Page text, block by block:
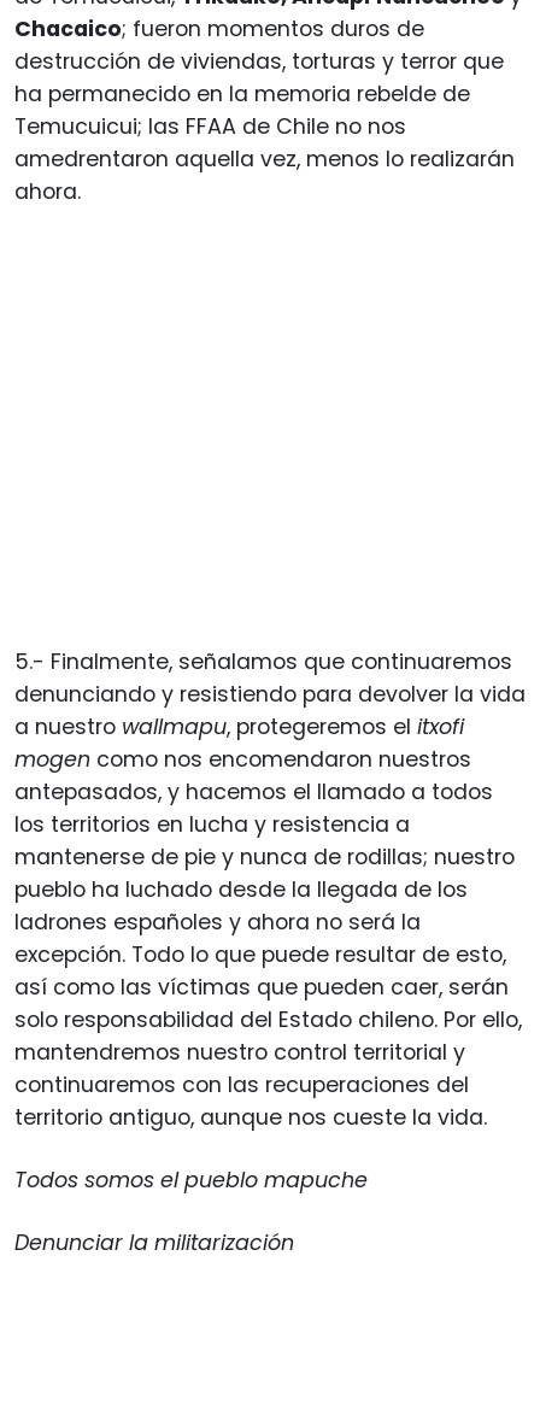
Chacaico; fueron momentos duros de
destrucción de viviendas, torturas y terror que
ha permanecido en la memoria rebelde de
Temucuicui; las FFAA de Chile no nos
amedrentaron aquella vez, menos lo realizarán
ahora.
5.- Finalmente, señalamos que continuaremos
denunciando y resistiendo para devolver la vida
a nuestro wallmapu, protegeremos el itxofi
mogen como nos encomendaron nuestros
antepasados, y hacemos el llamado a todos
los territorios en lucha y resistencia a
mantenerse de pie y nunca de rodillas; nuestro
pueblo ha luchado desde la llegada de los
ladrones españoles y ahora no será la
excepción. Todo lo que puede resultar de esto,
así como las víctimas que pueden caer, serán
solo responsabilidad del Estado chileno. Por ello,
mantendremos nuestro control territorial y
continuaremos con las recuperaciones del
territorio antiguo, aunque nos cueste la vida.
Todos somos el pueblo mapuche
Denunciar la militarización